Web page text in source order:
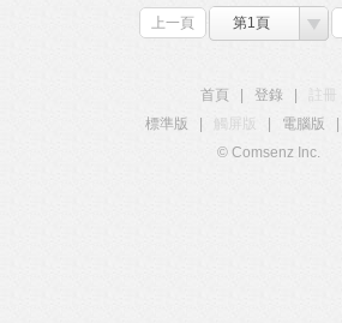
上一頁 第1頁
首頁 登錄
標準版
觸屏版 電腦版
© Comsenz Inc.